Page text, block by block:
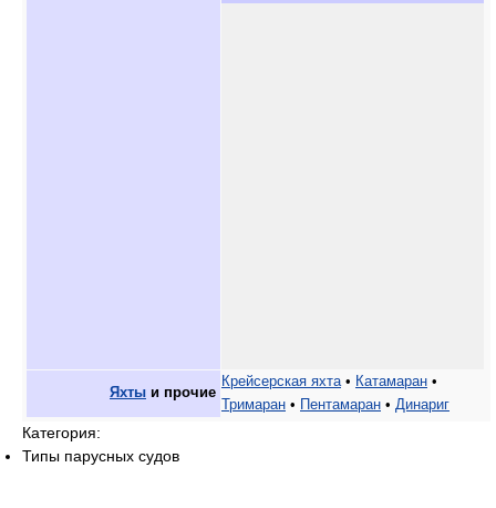
Яхты и прочие
Крейсерская яхта • Катамаран •
Тримаран • Пентамаран • Динариг
Категория:
Типы парусных судов